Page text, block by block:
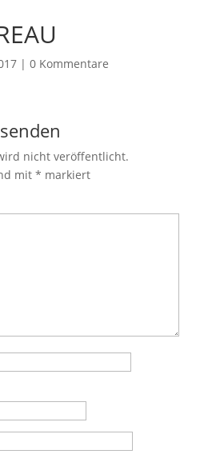
| 0 Kommentare
nicht veröffentlicht.
mit * markiert